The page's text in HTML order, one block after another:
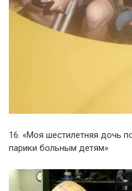
16. «Моя шестилетняя дочь
парики больным детям»